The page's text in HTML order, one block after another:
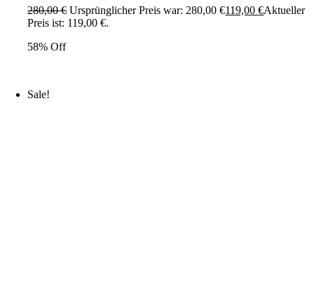
280,00€ Ursprünglicher Preis war: 280,00 €119,00€Aktueller
Preis ist: 119,00 €.
58% Off
Sale!